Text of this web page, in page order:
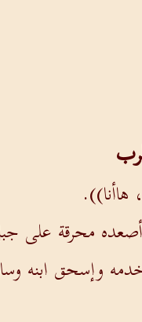
محرقة على
وإسحق ابنه